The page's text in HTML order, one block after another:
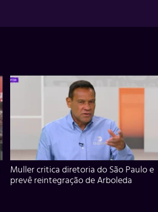
Muller critica diretoria do São Paulo e
prevê reintegração de Arboleda